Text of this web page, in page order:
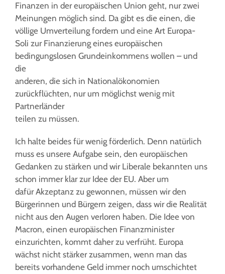
Finanzen in der europäischen Union geht, nur zwei
Meinungen möglich sind. Da gibt es die einen, die
völlige Umverteilung fordern und eine Art Europa-
Soli zur Finanzierung eines europäischen
bedingungslosen Grundeinkommens wollen – und
die
anderen, die sich in Nationalökonomien
zurückflüchten, nur um möglichst wenig mit
Partnerländer
teilen zu müssen.
Ich halte beides für wenig förderlich. Denn natürlich
muss es unsere Aufgabe sein, den europäischen
Gedanken zu stärken und wir Liberale bekannten uns
schon immer klar zur Idee der EU. Aber um
dafür Akzeptanz zu gewonnen, müssen wir den
Bürgerinnen und Bürgern zeigen, dass wir die Realität
nicht aus den Augen verloren haben. Die Idee von
Macron, einen europäischen Finanzminister
einzurichten, kommt daher zu verfrüht. Europa
wächst nicht stärker zusammen, wenn man das
bereits vorhandene Geld immer noch umschichtet